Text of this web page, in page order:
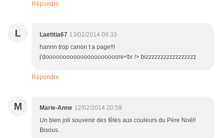
Répondre
L Laetitia67 13/02/2014 09:33
hannn trop canon t a page!!!
j'dooooooooooooooooooooore<br /> bizzzzzzzzzzzzzzzzz
Répondre
M Marie-Anne 12/02/2014 20:58
Un bien joli souvenir des fêtes aux couleurs du Père Noël!
Bisous.